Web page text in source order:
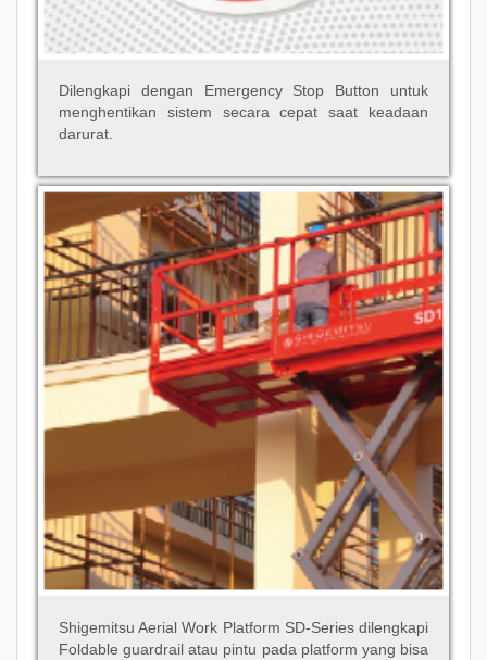
Dilengkapi dengan Emergency Stop Button untuk
menghentikan sistem secara cepat saat keadaan
darurat.
Shigemitsu Aerial Work Platform SD-Series dilengkapi
Foldable guardrail atau pintu pada platform yang bisa